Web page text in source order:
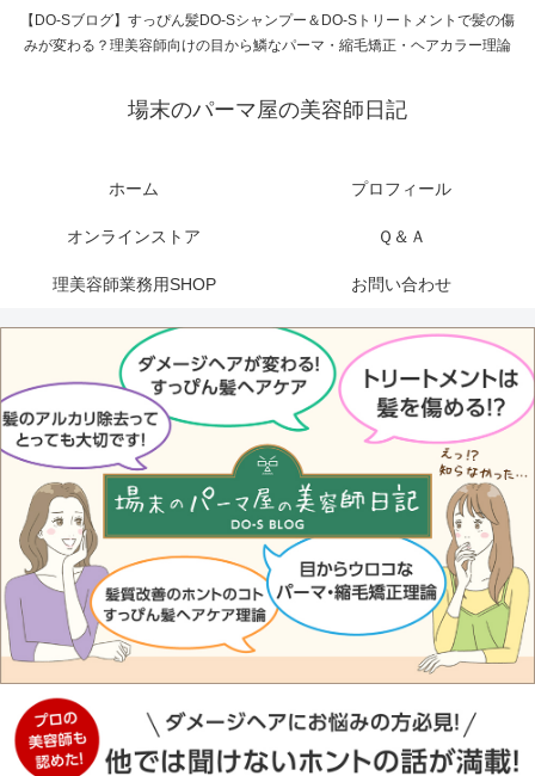
【DO-Sブログ】すっぴん髪DO-Sシャンプー＆DO-Sトリートメントで髪の傷
みが変わる？理美容師向けの目から鱗なパーマ・縮毛矯正・ヘアカラー理論
場末のパーマ屋の美容師日記
ホーム プロフィール
オンラインストア Ｑ＆Ａ
理美容師業務用SHOP お問い合わせ